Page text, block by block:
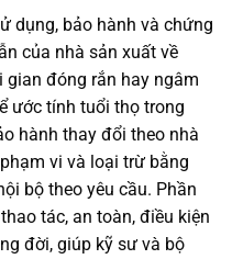
dụng, bảo hành và chứng
của nhà sản xuất về
gian đóng rắn hay ngâm
ước tính tuổi thọ trong
hành thay đổi theo nhà
vi và loại trừ bằng
bộ theo yêu cầu. Phần
tác, an toàn, điều kiện
đời, giúp kỹ sư và bộ